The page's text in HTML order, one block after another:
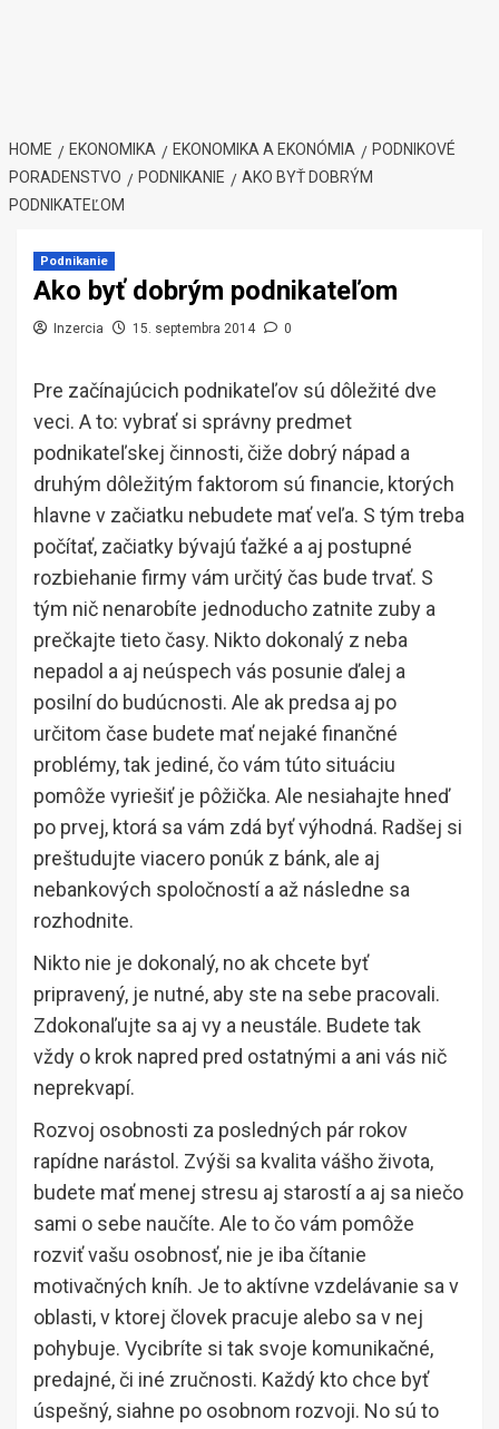
HOME EKONOMIKA EKONOMIKA A EKONÓMIA
PODNIKOVÉ
PORADENSTVO
PODNIKANIE
AKO BYŤ DOBRÝM
PODNIKATEĽOM
Podnikanie
Ako byť dobrým podnikateľom
Inzercia 15. septembra 2014 0
Pre začínajúcich podnikateľov sú dôležité dve
veci. A to: vybrať si správny predmet
podnikateľskej činnosti, čiže dobrý nápad a
druhým dôležitým faktorom sú financie, ktorých
hlavne v začiatku nebudete mať veľa. S tým treba
počítať, začiatky bývajú ťažké a aj postupné
rozbiehanie firmy vám určitý čas bude trvať. S
tým nič nenarobíte jednoducho zatnite zuby a
prečkajte tieto časy. Nikto dokonalý z neba
nepadol a aj neúspech vás posunie ďalej a
posilní do budúcnosti. Ale ak predsa aj po
určitom čase budete mať nejaké finančné
problémy, tak jediné, čo vám túto situáciu
pomôže vyriešiť je pôžička. Ale nesiahajte hneď
po prvej, ktorá sa vám zdá byť výhodná. Radšej si
preštudujte viacero ponúk z bánk, ale aj
nebankových spoločností a až následne sa
rozhodnite.
Nikto nie je dokonalý, no ak chcete byť
pripravený, je nutné, aby ste na sebe pracovali.
Zdokonaľujte sa aj vy a neustále. Budete tak
vždy o krok napred pred ostatnými a ani vás nič
neprekvapí.
Rozvoj osobnosti za posledných pár rokov
rapídne narástol. Zvýši sa kvalita vášho života,
budete mať menej stresu aj starostí a aj sa niečo
sami o sebe naučíte. Ale to čo vám pomôže
rozviť vašu osobnosť, nie je iba čítanie
motivačných kníh. Je to aktívne vzdelávanie sa v
oblasti, v ktorej človek pracuje alebo sa v nej
pohybuje. Vycibríte si tak svoje komunikačné,
predajné, či iné zručnosti. Každý kto chce byť
úspešný, siahne po osobnom rozvoji. No sú to